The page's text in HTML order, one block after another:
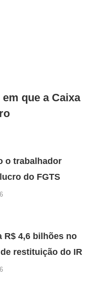
que a Caixa
o trabalhador
do FGTS
R$ 4,6 bilhões no
restituição do IR